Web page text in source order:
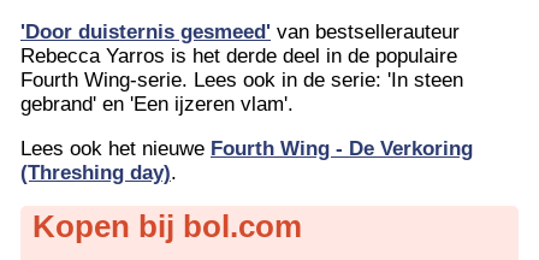
'Door duisternis gesmeed' van bestsellerauteur
Rebecca Yarros is het derde deel in de populaire
Fourth Wing-serie. Lees ook in de serie: 'In steen
gebrand' en 'Een ijzeren vlam'.
Lees ook het nieuwe Fourth Wing - De Verkoring
(Threshing day).
Kopen bij bol.com